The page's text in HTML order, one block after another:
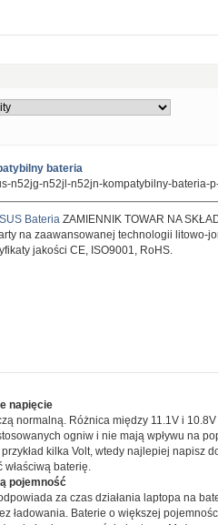
bateria
n52jg-n52jl-n52jn-kompatybilny-bateria-
Bateria ZAMIENNIK TOWAR NA
na zaawansowanej technologii litowo-
jakości CE, ISO9001, RoHS.
napięcie
normalną. Różnica między 11.1V i
ogniw i nie mają wpływu na
kilka Volt, wtedy najlepiej napisz
baterię.
pojemność
za czas działania laptopa na
ładowania. Baterie o większej